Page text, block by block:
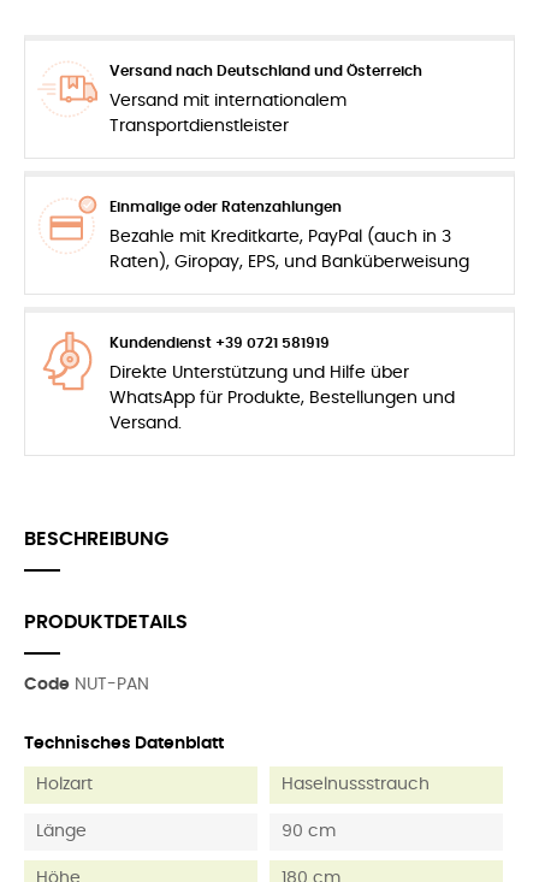
Versand nach Deutschland und Österreich
Versand mit internationalem
Transportdienstleister
Einmalige oder Ratenzahlungen
Bezahle mit Kreditkarte, PayPal (auch in 3
Raten), Giropay, EPS, und Banküberweisung
Kundendienst +39 0721 581919
Direkte Unterstützung und Hilfe über
WhatsApp für Produkte, Bestellungen und
Versand.
BESCHREIBUNG
PRODUKTDETAILS
Code NUT-PAN
Technisches Datenblatt
Holzart Haselnussstrauch
Länge 90 cm
Höhe 180 cm